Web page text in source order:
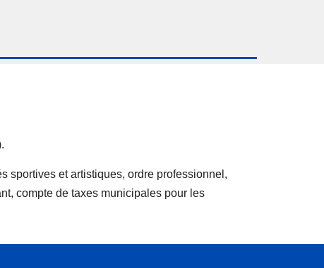
sportives et artistiques, ordre professionnel,
compte de taxes municipales pour les